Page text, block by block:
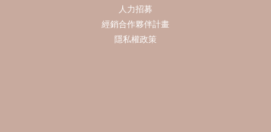
人力招募
經銷合作夥伴計畫
隱私權政策